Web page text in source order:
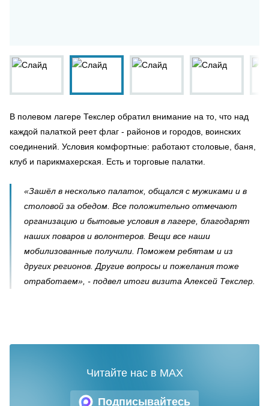
В полевом лагере Текслер обратил внимание на то, что над
каждой палаткой реет флаг - районов и городов, воинских
соединений. Условия комфортные: работают столовые, баня,
клуб и парикмахерская. Есть и торговые палатки.
«Зашёл в несколько палаток, общался с мужиками и в
столовой за обедом. Все положительно отмечают
организацию и бытовые условия в лагере, благодарят
наших поваров и волонтеров. Вещи все наши
мобилизованные получили. Поможем ребятам и из
других регионов. Другие вопросы и пожелания тоже
отработаем», - подвел итоги визита Алексей Текслер.
Подписывайтесь
Читайте нас в MAX